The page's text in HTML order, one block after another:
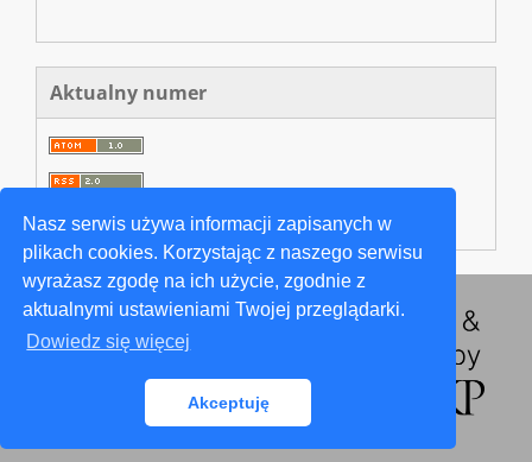
Nasz serwis używa informacji zapisanych w
plikach cookies. Korzystając z naszego serwisu
wyrażasz zgodę na ich użycie, zgodnie z
aktualnymi ustawieniami Twojej przeglądarki.
Dowiedz się więcej
Akceptuję
Aktualny numer